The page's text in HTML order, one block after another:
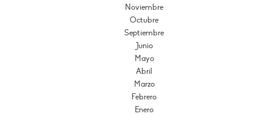
Noviembre
Octubre
Septiembre
Junio
Mayo
Abril
Marzo
Febrero
Enero